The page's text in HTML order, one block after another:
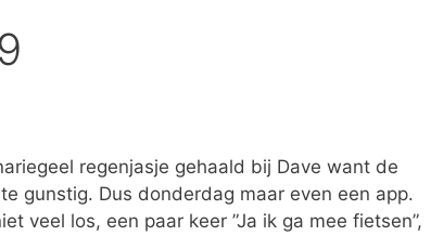
regenjasje gehaald bij Dave want de
gunstig. Dus donderdag maar even een app.
veel los, een paar keer ”Ja ik ga mee fietsen”,